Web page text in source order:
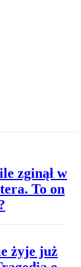
zginął w
To on
żyje już